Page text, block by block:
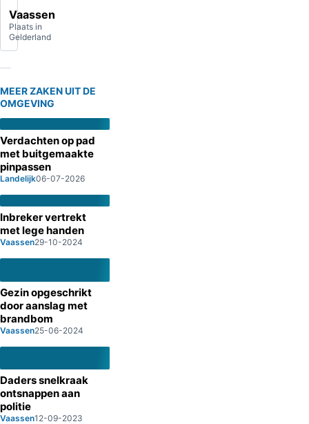
Vaassen
Plaats in
Gelderland
MEER ZAKEN UIT DE
OMGEVING
Verdachten op pad
met buitgemaakte
pinpassen
Landelijk06-07-2026
Inbreker vertrekt
met lege handen
Vaassen29-10-2024
Gezin opgeschrikt
door aanslag met
brandbom
Vaassen25-06-2024
Daders snelkraak
ontsnappen aan
politie
Vaassen12-09-2023